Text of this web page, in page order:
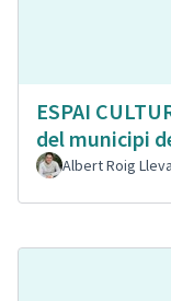
ESPAI
del municipi
Albert Roig